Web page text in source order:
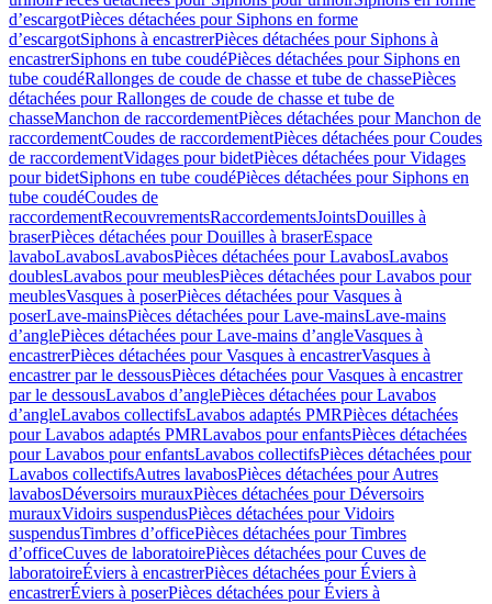
d’escargotPièces détachées pour Siphons en forme
d’escargotSiphons à encastrerPièces détachées pour Siphons à
encastrerSiphons en tube coudéPièces détachées pour Siphons en
tube coudéRallonges de coude de chasse et tube de chassePièces
détachées pour Rallonges de coude de chasse et tube de
chasseManchon de raccordementPièces détachées pour Manchon de
raccordementCoudes de raccordementPièces détachées pour Coudes
de raccordementVidages pour bidetPièces détachées pour Vidages
pour bidetSiphons en tube coudéPièces détachées pour Siphons en
tube coudéCoudes de
raccordementRecouvrementsRaccordementsJointsDouilles à
braserPièces détachées pour Douilles à braserEspace
lavaboLavabosLavabosPièces détachées pour LavabosLavabos
doublesLavabos pour meublesPièces détachées pour Lavabos pour
meublesVasques à poserPièces détachées pour Vasques à
poserLave-mainsPièces détachées pour Lave-mainsLave-mains
d’anglePièces détachées pour Lave-mains d’angleVasques à
encastrerPièces détachées pour Vasques à encastrerVasques à
encastrer par le dessousPièces détachées pour Vasques à encastrer
par le dessousLavabos d’anglePièces détachées pour Lavabos
d’angleLavabos collectifsLavabos adaptés PMRPièces détachées
pour Lavabos adaptés PMRLavabos pour enfantsPièces détachées
pour Lavabos pour enfantsLavabos collectifsPièces détachées pour
Lavabos collectifsAutres lavabosPièces détachées pour Autres
lavabosDéversoirs murauxPièces détachées pour Déversoirs
murauxVidoirs suspendusPièces détachées pour Vidoirs
suspendusTimbres dʼofficePièces détachées pour Timbres
dʼofficeCuves de laboratoirePièces détachées pour Cuves de
laboratoireÉviers à encastrerPièces détachées pour Éviers à
encastrerÉviers à poserPièces détachées pour Éviers à